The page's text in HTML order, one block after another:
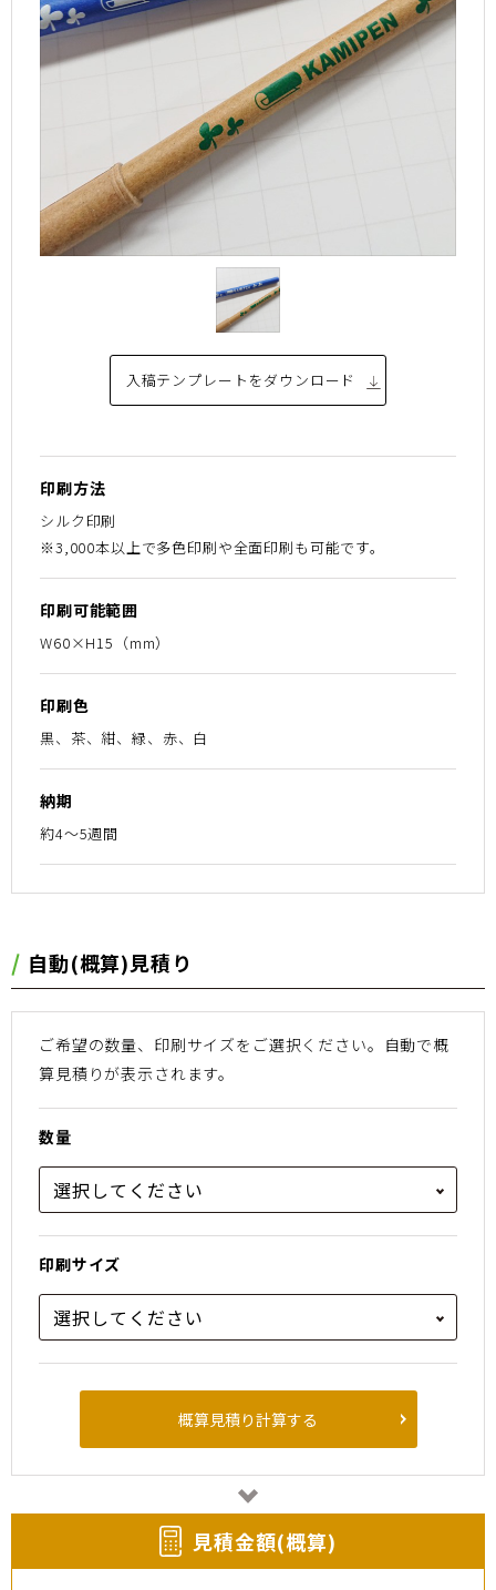
入稿テンプレートをダウンロード
印刷方法
シルク印刷
※3,000本以上で多色印刷や全面印刷も可能です。
印刷可能範囲
W60×H15（mm）
印刷色
黒、茶、紺、緑、赤、白
納期
約4～5週間
⾃動(概算)⾒積り
ご希望の数量、印刷サイズをご選択ください。 ⾃動で概
算⾒積りが表⽰されます。
数量
印刷サイズ
概算見積り計算する
⾒積⾦額(概算)